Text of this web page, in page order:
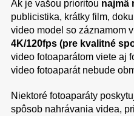
Ak je vašou prioritou najmä
publicistika, krátky film,
video model so záznamom
4K/120fps (pre kvalitné
video fotoaparátom viete aj
video fotoaparát nebude
Niektoré fotoaparáty
spôsob nahrávania videa,